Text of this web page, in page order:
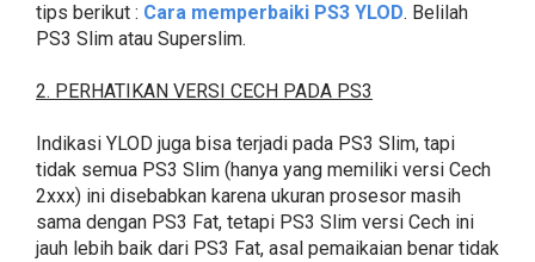
tips berikut : Cara memperbaiki PS3 YLOD. Belilah
PS3 Slim atau Superslim.
2. PERHATIKAN VERSI CECH PADA PS3
Indikasi YLOD juga bisa terjadi pada PS3 Slim, tapi
tidak semua PS3 Slim (hanya yang memiliki versi Cech
2xxx) ini disebabkan karena ukuran prosesor masih
sama dengan PS3 Fat, tetapi PS3 Slim versi Cech ini
jauh lebih baik dari PS3 Fat, asal pemaikaian benar tidak